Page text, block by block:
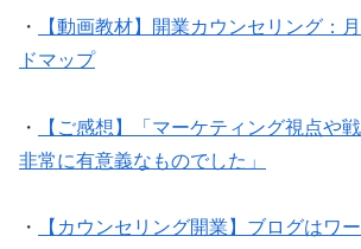
・
【動画教材】開業カウンセリング：
ドマップ
・
【ご感想】「マーケティング視点や
非常に有意義なものでした」
・
【カウンセリング開業】ブログはワ